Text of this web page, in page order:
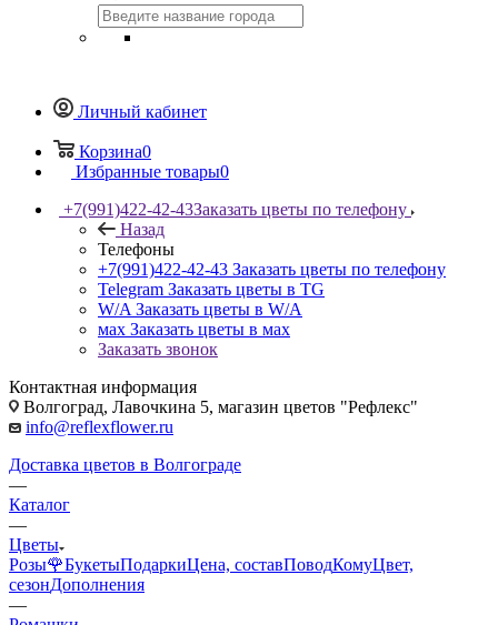
Личный кабинет
Корзина0
Избранные товары0
+7(991)422-42-43Заказать цветы по телефону
Назад
Телефоны
+7(991)422-42-43 Заказать цветы по телефону
Telegram Заказать цветы в TG
W/A Заказать цветы в W/A
мах Заказать цветы в мах
Заказать звонок
Контактная информация
Волгоград, Лавочкина 5, магазин цветов "Рефлекс"
info@reflexflower.ru
Доставка цветов в Волгограде
—
Каталог
—
Цветы
Розы🌹БукетыПодаркиЦена, составПоводКомуЦвет,
сезонДополнения
—